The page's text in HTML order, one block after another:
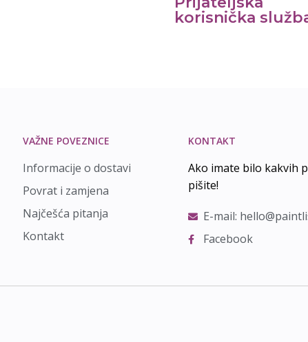
korisnička
VAŽNE POVEZNICE
Informacije o dostavi
Povrat i zamjena
Najčešća pitanja
Kontakt
KONTAKT
Ako imate bilo kakvih
pišite!
E-mail:
Facebook